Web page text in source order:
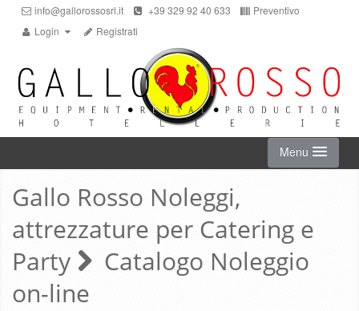
info@gallorossosrl.it +39 329 92 40 633
Preventivo
Login
Registrati
Menu
HOME
NOLEGGIO ON-LINE
CHI SIAMO
Gallo Rosso Noleggi,
attrezzature per Catering e
Party
Catalogo Noleggio
on-line